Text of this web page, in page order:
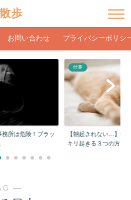
歩
お問い合わせ プライバシーポリシ
務所は危険！ブラッ
仕事
【朝起きれない…】学
キリ起きる３つの方...
―